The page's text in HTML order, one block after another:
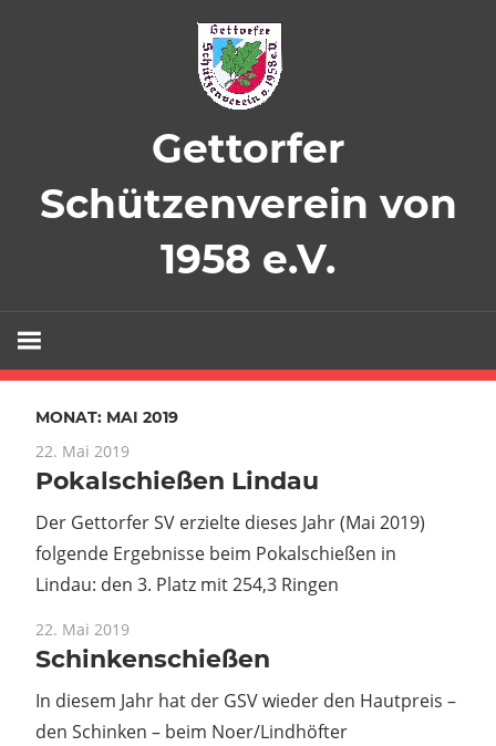
Gettorfer
Schützenverein von
1958 e.V.
MONAT: MAI 2019
22. Mai 2019
Pokalschießen Lindau
Der Gettorfer SV erzielte dieses Jahr (Mai 2019)
folgende Ergebnisse beim Pokalschießen in
Lindau: den 3. Platz mit 254,3 Ringen
22. Mai 2019
Schinkenschießen
In diesem Jahr hat der GSV wieder den Hautpreis –
den Schinken – beim Noer/Lindhöfter